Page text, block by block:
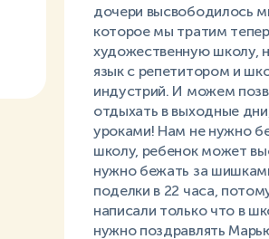
дочери высвободилось
которое мы тратим
художественную школу,
язык с репетитором и
индустрий. И можем
отдыхать в выходные
уроками! Нам не нужно
школу, ребенок может
нужно бежать за
поделки в 22 часа,
написали только что в
нужно поздравлять